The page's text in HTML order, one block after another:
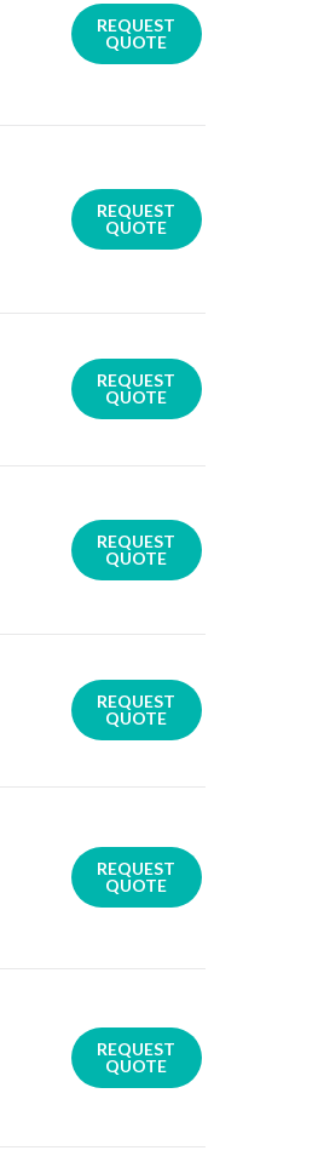
REQUEST
QUOTE
REQUEST
QUOTE
REQUEST
QUOTE
REQUEST
QUOTE
REQUEST
QUOTE
REQUEST
QUOTE
REQUEST
QUOTE